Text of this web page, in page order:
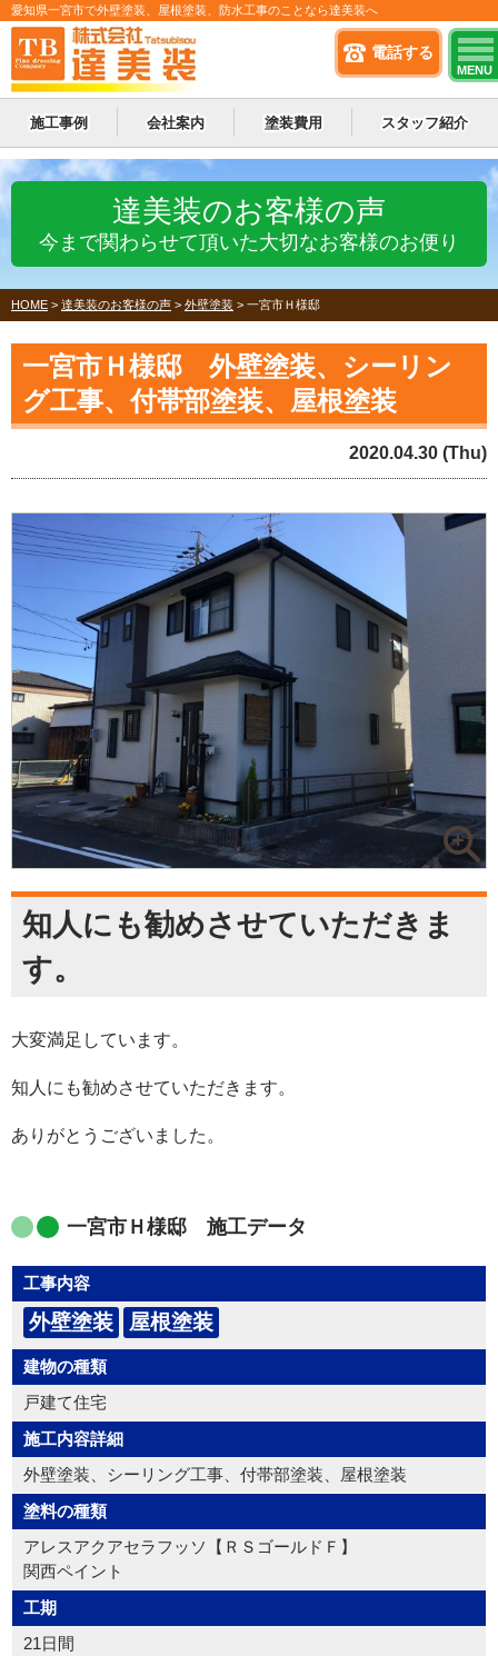
電話する
MENU
愛知県一宮市で外壁塗装、屋根塗装、防水工事のことなら達美装へ
施工事例 会社案内 塗装費用 スタッフ紹介
達美装のお客様の声
今まで関わらせて頂いた大切なお客様のお便り
HOME > 達美装のお客様の声 > 外壁塗装 > 一宮市Ｈ様邸
一宮市Ｈ様邸 外壁塗装、シーリン
グ工事、付帯部塗装、屋根塗装
2020.04.30 (Thu)
知人にも勧めさせていただきま
す。
大変満足しています。
知人にも勧めさせていただきます。
ありがとうございました。
一宮市Ｈ様邸 施工データ
工事内容
外壁塗装 屋根塗装
建物の種類
戸建て住宅
施工内容詳細
外壁塗装、シーリング工事、付帯部塗装、屋根塗装
塗料の種類
アレスアクアセラフッソ【ＲＳゴールドＦ】
関西ペイント
工期
21日間